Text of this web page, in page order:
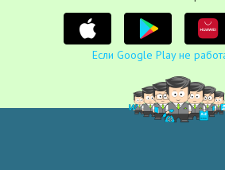
Если Google Play не